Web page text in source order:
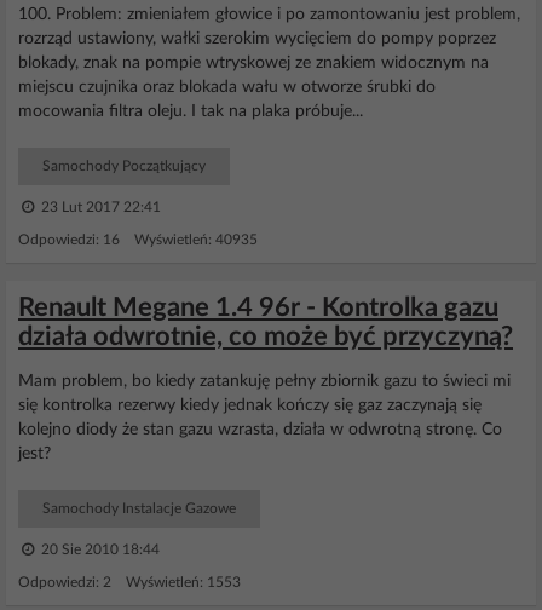
100. Problem: zmieniałem głowice i po zamontowaniu jest problem,
rozrząd ustawiony, wałki szerokim wycięciem do pompy poprzez
blokady, znak na pompie wtryskowej ze znakiem widocznym na
miejscu czujnika oraz blokada wału w otworze śrubki do
mocowania filtra oleju. I tak na plaka próbuje...
Samochody Początkujący
23 Lut 2017 22:41
Odpowiedzi: 16 Wyświetleń: 40935
Renault Megane 1.4 96r - Kontrolka gazu
działa odwrotnie, co może być przyczyną?
Mam problem, bo kiedy zatankuję pełny zbiornik gazu to świeci mi
się kontrolka rezerwy kiedy jednak kończy się gaz zaczynają się
kolejno diody że stan gazu wzrasta, działa w odwrotną stronę. Co
jest?
Samochody Instalacje Gazowe
20 Sie 2010 18:44
Odpowiedzi: 2 Wyświetleń: 1553